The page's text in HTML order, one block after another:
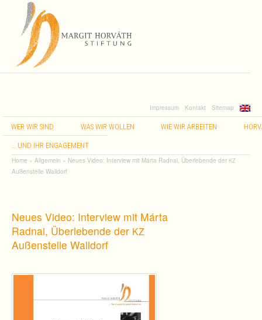
Impressum Kontakt Sitemap
WER WIR SIND WAS WIR WOLLEN WIE WIR ARBEITEN
UND IHR ENGAGEMENT
Home » Allgemein » Neues Video: Interview mit Márta Radnai, Überlebende der KZ
Außenstelle Walldorf
Neues Video: Interview mit Márta
Radnai, Überlebende der KZ
Außenstelle Walldorf